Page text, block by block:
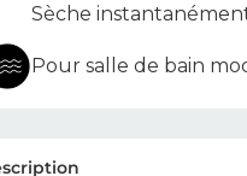
Sèche
Pour salle de bain